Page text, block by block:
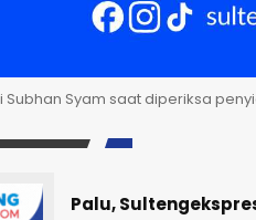
Subhan Syam saat diperiksa
Palu,